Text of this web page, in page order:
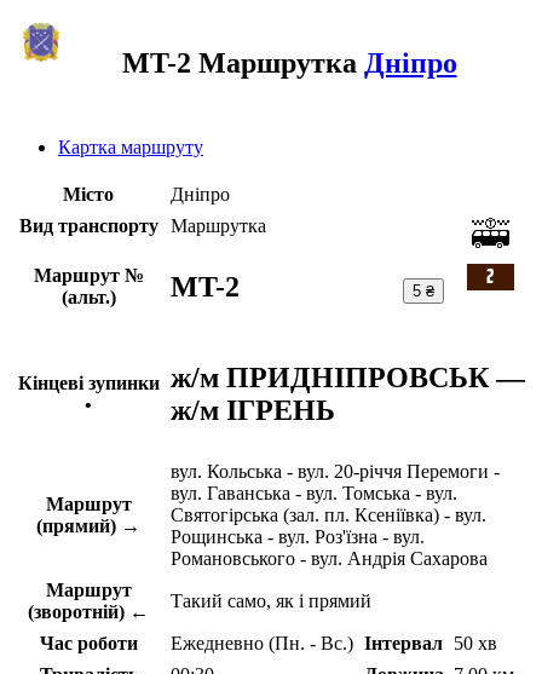
MT-2 Маршрутка Дніпро
Картка маршруту
Місто
Дніпро
Вид транспорту
Маршрутка
Маршрут №
(альт.)
MT-2 5 ₴
Кінцеві зупинки
•
ж/м ПРИДНІПРОВСЬК —
ж/м ІГРЕНЬ
Маршрут
(прямий) →
вул. Кольська - вул. 20-річчя Перемоги -
вул. Гаванська - вул. Томська - вул.
Святогірська (зал. пл. Ксеніївка) - вул.
Рощинська - вул. Роз'їзна - вул.
Романовського - вул. Андрія Сахарова
Маршрут
(зворотній) ←
Такий само, як і прямий
Час роботи Ежедневно (Пн. - Вс.) Інтервал 50 хв